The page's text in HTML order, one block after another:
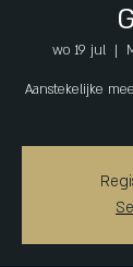
wo 19 jul
  |
Aanstekelijke